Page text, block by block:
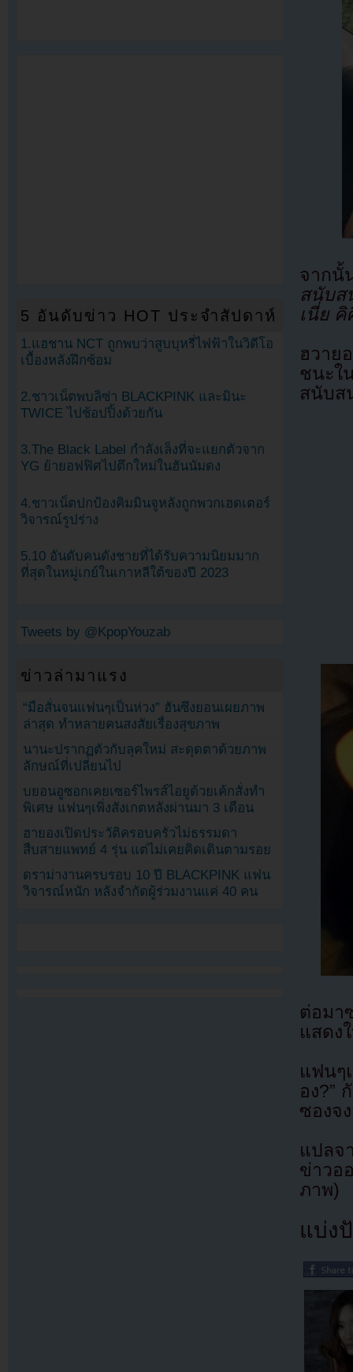
จากนั้
สนับส
เนี่ย คิ
ฮวาย
ชนะใ
สนับส
ต่อม
แสดง
แฟนๆ
อง?”
ซองจ
แปล
ข่าวอ
ภาพ)
แบ่ง
5 อันดับข่าว HOT ประจำสัปดาห์
1.แฮชาน NCT ถูกพบว่าสูบบุหรี่ไฟฟ้าในวิดีโอ
เบื้องหลังฝึกซ้อม
2.ชาวเน็ตพบลิซ่า BLACKPINK และมินะ
TWICE ไปช้อปปิ้งด้วยกัน
3.The Black Label กำลังเล็งที่จะแยกตัวจาก
YG ย้ายอฟฟิศไปตึกใหม่ในฮันนัมดง
4.ชาวเน็ตปกป้องคิมมินจูหลังถูกพวกเฮดเตอร์
วิจารณ์รูปร่าง
5.10 อันดับคนดังชายที่ได้รับความนิยมมาก
ที่สุดในหมู่เกย์ในเกาหลีใต้ของปี 2023
Tweets by @KpopYouzab
ข่าวล่ามาแรง
“มือสั่นจนแฟนๆเป็นห่วง” ฮันซึงยอนเผยภาพ
ล่าสุด ทำหลายคนสงสัยเรื่องสุขภาพ
นานะปรากฏตัวกับลุคใหม่ สะดุดตาด้วยภาพ
ลักษณ์ที่เปลี่ยนไป
บยอนอูซอกเคยเซอร์ไพรส์ไอยูด้วยเค้กสั่งทำ
พิเศษ แฟนๆเพิ่งสังเกตหลังผ่านมา 3 เดือน
ฮายองเปิดประวัติครอบครัวไม่ธรรมดา
สืบสายแพทย์ 4 รุ่น แต่ไม่เคยคิดเดินตามรอย
ดราม่างานครบรอบ 10 ปี BLACKPINK แฟน
วิจารณ์หนัก หลังจำกัดผู้ร่วมงานแค่ 40 คน